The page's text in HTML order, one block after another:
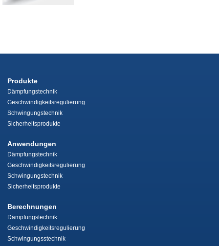
Produkte
Dämpfungstechnik
Geschwindigkeitsregulierung
Schwingungstechnik
Sicherheitsprodukte
Anwendungen
Dämpfungstechnik
Geschwindigkeitsregulierung
Schwingungstechnik
Sicherheitsprodukte
Berechnungen
Dämpfungstechnik
Geschwindigkeitsregulierung
Schwingungsstechnik